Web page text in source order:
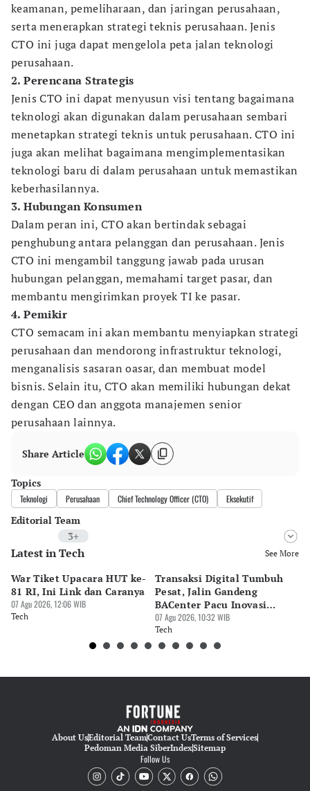
keamanan, pemeliharaan, dan jaringan perusahaan,
serta menerapkan strategi teknis perusahaan. Jenis
CTO ini juga dapat mengelola peta jalan teknologi
perusahaan.
2. Perencana Strategis
Jenis CTO ini dapat menyusun visi tentang bagaimana
teknologi akan digunakan dalam perusahaan sembari
menetapkan strategi teknis untuk perusahaan. CTO ini
juga akan melihat bagaimana mengimplementasikan
teknologi baru di dalam perusahaan untuk memastikan
keberhasilannya.
3. Hubungan Konsumen
Dalam peran ini, CTO akan bertindak sebagai
penghubung antara pelanggan dan perusahaan. Jenis
CTO ini mengambil tanggung jawab pada urusan
hubungan pelanggan, memahami target pasar, dan
membantu mengirimkan proyek TI ke pasar.
4. Pemikir
CTO semacam ini akan membantu menyiapkan strategi
perusahaan dan mendorong infrastruktur teknologi,
menganalisis sasaran oasar, dan membuat model
bisnis. Selain itu, CTO akan memiliki hubungan dekat
dengan CEO dan anggota manajemen senior
perusahaan lainnya.
Share Article
Topics
Teknologi Perusahaan Chief Technology Officer (CTO) Eksekutif
Editorial Team
3+
Editor
Editor
Tubagus Imam Satrio
Luky Maulana Firmansyah
Latest in Tech See More
War Tiket Upacara HUT ke-
81 RI, Ini Link dan Caranya
07 Agu 2026, 12:06 WIB
Tech
Transaksi Digital Tumbuh
Pesat, Jalin Gandeng
BACenter Pacu Inovasi
Sistem Pembayaran
07 Agu 2026, 10:32 WIB
Tech
About UsEditorial TeamContact UsTerms of Services
Pedoman Media SiberIndexSitemap
Follow Us